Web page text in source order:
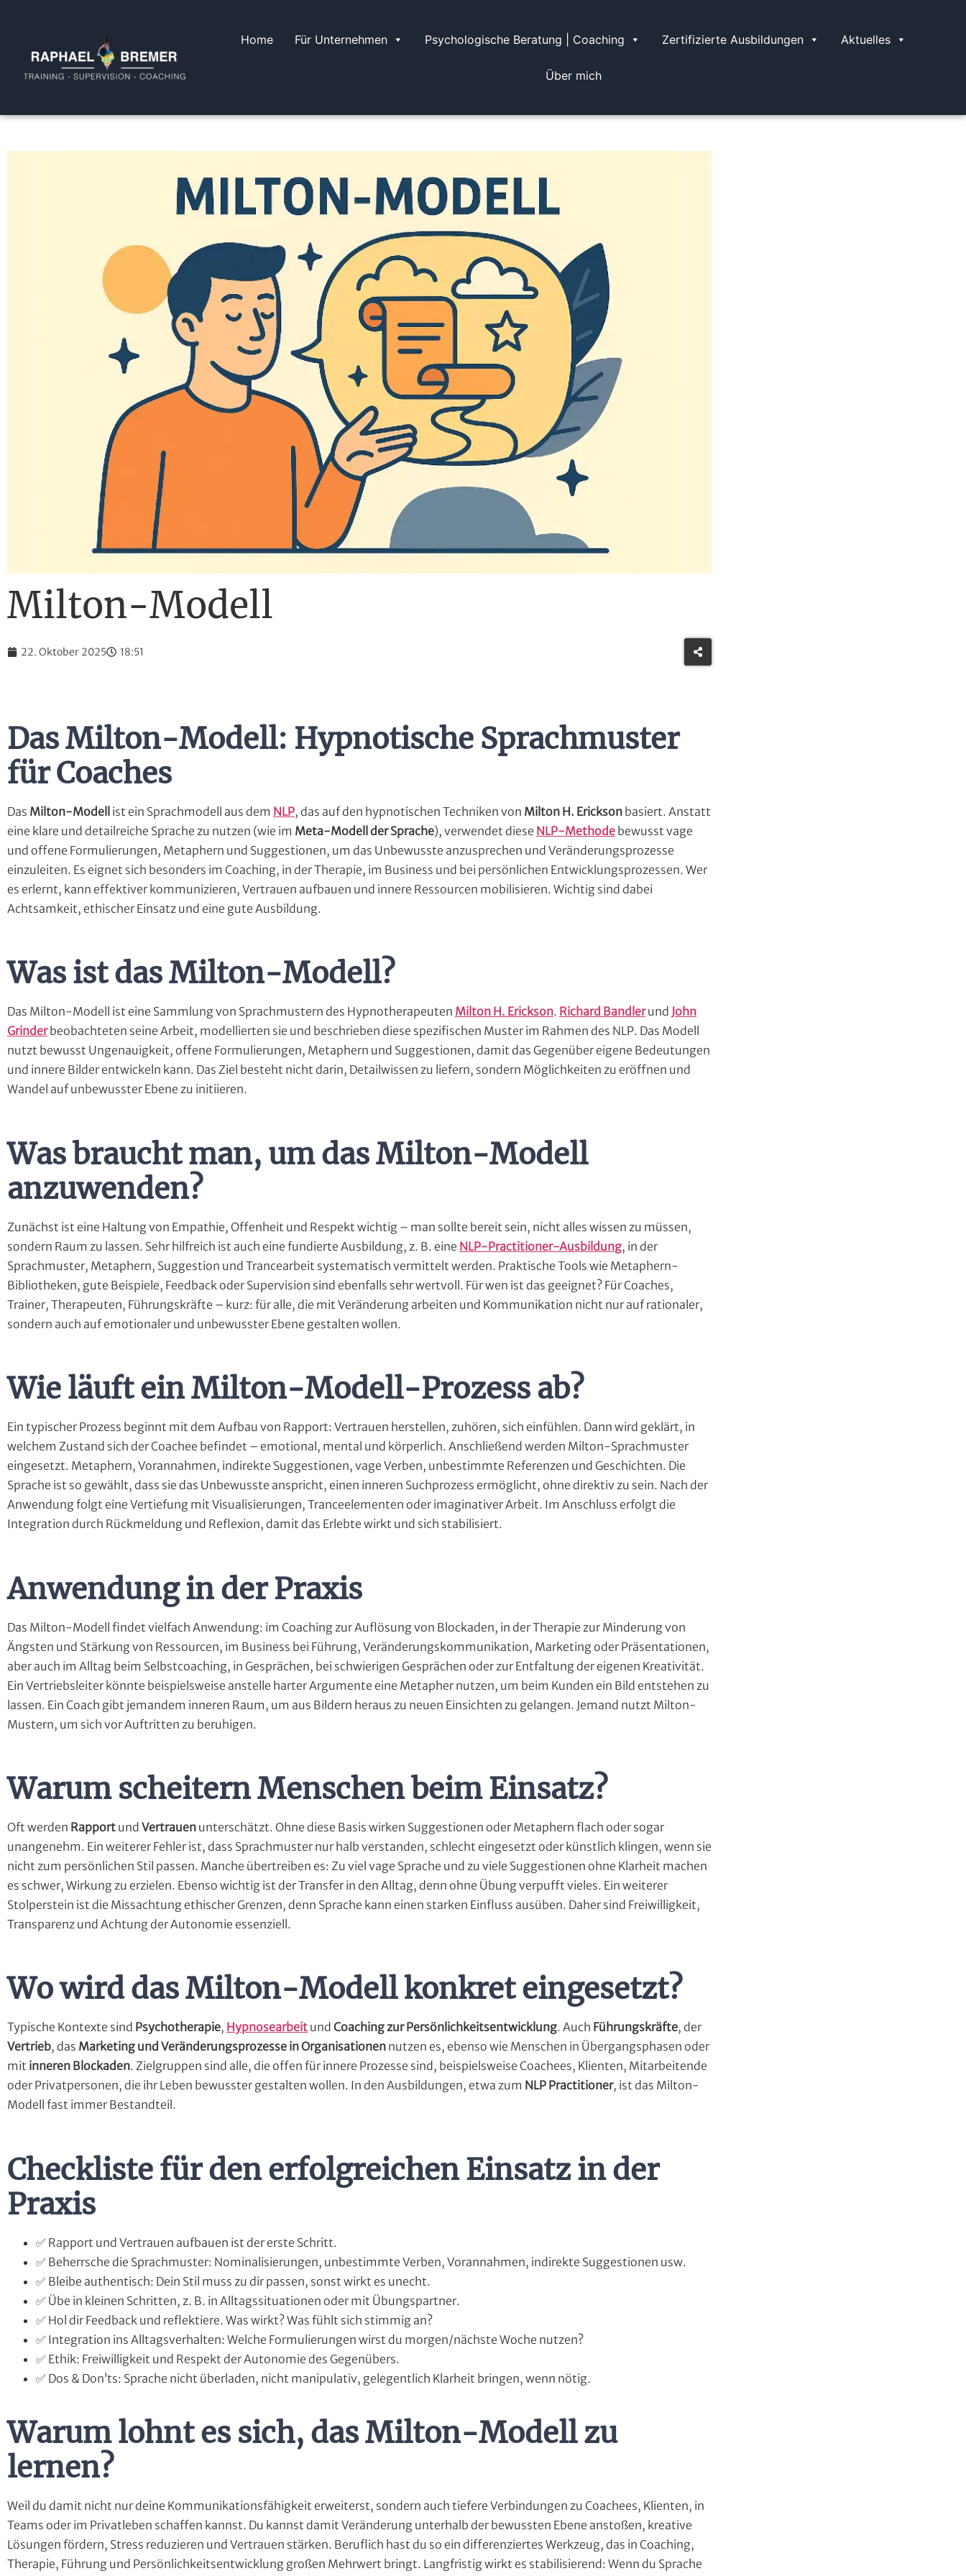
Home Für Unternehmen Psychologische Beratung | Coaching Zertifizierte Ausbildungen Aktuelles
Über mich
Milton-Modell
22. Oktober 2025 18:51
Das Milton-Modell: Hypnotische Sprachmuster
für Coaches
Das Milton-Modell ist ein Sprachmodell aus dem NLP, das auf den hypnotischen Techniken von Milton H. Erickson basiert. Anstatt
eine klare und detailreiche Sprache zu nutzen (wie im Meta-Modell der Sprache), verwendet diese NLP-Methode bewusst vage
und offene Formulierungen, Metaphern und Suggestionen, um das Unbewusste anzusprechen und Veränderungsprozesse
einzuleiten. Es eignet sich besonders im Coaching, in der Therapie, im Business und bei persönlichen Entwicklungsprozessen. Wer
es erlernt, kann effektiver kommunizieren, Vertrauen aufbauen und innere Ressourcen mobilisieren. Wichtig sind dabei
Achtsamkeit, ethischer Einsatz und eine gute Ausbildung.
Was ist das Milton-Modell?
Das Milton-Modell ist eine Sammlung von Sprachmustern des Hypnotherapeuten Milton H. Erickson. Richard Bandlerund John
Grinderbeobachteten seine Arbeit, modellierten sie und beschrieben diese spezifischen Muster im Rahmen des NLP. Das Modell
nutzt bewusst Ungenauigkeit, offene Formulierungen, Metaphern und Suggestionen, damit das Gegenüber eigene Bedeutungen
und innere Bilder entwickeln kann. Das Ziel besteht nicht darin, Detailwissen zu liefern, sondern Möglichkeiten zu eröffnen und
Wandel auf unbewusster Ebene zu initiieren.
Was braucht man, um das Milton-Modell
anzuwenden?
Zunächst ist eine Haltung von Empathie, Offenheit und Respekt wichtig – man sollte bereit sein, nicht alles wissen zu müssen,
sondern Raum zu lassen. Sehr hilfreich ist auch eine fundierte Ausbildung, z. B. eine NLP-Practitioner-Ausbildung, in der
Sprachmuster, Metaphern, Suggestion und Trancearbeit systematisch vermittelt werden. Praktische Tools wie Metaphern-
Bibliotheken, gute Beispiele, Feedback oder Supervision sind ebenfalls sehr wertvoll. Für wen ist das geeignet? Für Coaches,
Trainer, Therapeuten, Führungskräfte – kurz: für alle, die mit Veränderung arbeiten und Kommunikation nicht nur auf rationaler,
sondern auch auf emotionaler und unbewusster Ebene gestalten wollen.
Wie läuft ein Milton-Modell-Prozess ab?
Ein typischer Prozess beginnt mit dem Aufbau von Rapport: Vertrauen herstellen, zuhören, sich einfühlen. Dann wird geklärt, in
welchem Zustand sich der Coachee befindet – emotional, mental und körperlich. Anschließend werden Milton-Sprachmuster
eingesetzt. Metaphern, Vorannahmen, indirekte Suggestionen, vage Verben, unbestimmte Referenzen und Geschichten. Die
Sprache ist so gewählt, dass sie das Unbewusste anspricht, einen inneren Suchprozess ermöglicht, ohne direktiv zu sein. Nach der
Anwendung folgt eine Vertiefung mit Visualisierungen, Tranceelementen oder imaginativer Arbeit. Im Anschluss erfolgt die
Integration durch Rückmeldung und Reflexion, damit das Erlebte wirkt und sich stabilisiert.
Anwendung in der Praxis
Das Milton-Modell findet vielfach Anwendung: im Coaching zur Auflösung von Blockaden, in der Therapie zur Minderung von
Ängsten und Stärkung von Ressourcen, im Business bei Führung, Veränderungskommunikation, Marketing oder Präsentationen,
aber auch im Alltag beim Selbstcoaching, in Gesprächen, bei schwierigen Gesprächen oder zur Entfaltung der eigenen Kreativität.
Ein Vertriebsleiter könnte beispielsweise anstelle harter Argumente eine Metapher nutzen, um beim Kunden ein Bild entstehen zu
lassen. Ein Coach gibt jemandem inneren Raum, um aus Bildern heraus zu neuen Einsichten zu gelangen. Jemand nutzt Milton-
Mustern, um sich vor Auftritten zu beruhigen.
Warum scheitern Menschen beim Einsatz?
Oft werden Rapport und Vertrauen unterschätzt. Ohne diese Basis wirken Suggestionen oder Metaphern flach oder sogar
unangenehm. Ein weiterer Fehler ist, dass Sprachmuster nur halb verstanden, schlecht eingesetzt oder künstlich klingen, wenn sie
nicht zum persönlichen Stil passen. Manche übertreiben es: Zu viel vage Sprache und zu viele Suggestionen ohne Klarheit machen
es schwer, Wirkung zu erzielen. Ebenso wichtig ist der Transfer in den Alltag, denn ohne Übung verpufft vieles. Ein weiterer
Stolperstein ist die Missachtung ethischer Grenzen, denn Sprache kann einen starken Einfluss ausüben. Daher sind Freiwilligkeit,
Transparenz und Achtung der Autonomie essenziell.
Wo wird das Milton-Modell konkret eingesetzt?
Typische Kontexte sind Psychotherapie, Hypnosearbeit und Coaching zur Persönlichkeitsentwicklung. Auch Führungskräfte, der
Vertrieb, das Marketing und Veränderungsprozesse in Organisationen nutzen es, ebenso wie Menschen in Übergangsphasen oder
mit inneren Blockaden. Zielgruppen sind alle, die offen für innere Prozesse sind, beispielsweise Coachees, Klienten, Mitarbeitende
oder Privatpersonen, die ihr Leben bewusster gestalten wollen. In den Ausbildungen, etwa zum NLP Practitioner, ist das Milton-
Modell fast immer Bestandteil.
Checkliste für den erfolgreichen Einsatz in der
Praxis
✅ Rapport und Vertrauen aufbauen ist der erste Schritt.
✅ Beherrsche die Sprachmuster: Nominalisierungen, unbestimmte Verben, Vorannahmen, indirekte Suggestionen usw.
✅ Bleibe authentisch: Dein Stil muss zu dir passen, sonst wirkt es unecht.
✅ Übe in kleinen Schritten, z. B. in Alltagssituationen oder mit Übungspartner.
✅ Hol dir Feedback und reflektiere. Was wirkt? Was fühlt sich stimmig an?
✅ Integration ins Alltagsverhalten: Welche Formulierungen wirst du morgen/nächste Woche nutzen?
✅ Ethik: Freiwilligkeit und Respekt der Autonomie des Gegenübers.
✅ Dos & Don’ts: Sprache nicht überladen, nicht manipulativ, gelegentlich Klarheit bringen, wenn nötig.
Warum lohnt es sich, das Milton-Modell zu
lernen?
Weil du damit nicht nur deine Kommunikationsfähigkeit erweiterst, sondern auch tiefere Verbindungen zu Coachees, Klienten, in
Teams oder im Privatleben schaffen kannst. Du kannst damit Veränderung unterhalb der bewussten Ebene anstoßen, kreative
Lösungen fördern, Stress reduzieren und Vertrauen stärken. Beruflich hast du so ein differenziertes Werkzeug, das in Coaching,
Therapie, Führung und Persönlichkeitsentwicklung großen Mehrwert bringt. Langfristig wirkt es stabilisierend: Wenn du Sprache